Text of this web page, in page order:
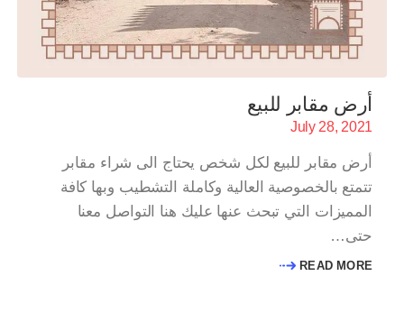
أرض مقابر للبيع
July 28, 2021
أرض مقابر للبيع لكل شخص يحتاج الى شراء مقابر
تتمتع بالخصوصية العالية وكاملة التشطيب وبها كافة
المميزات التي تبحث عنها عليك هنا التواصل معنا
حتى…
READ MORE